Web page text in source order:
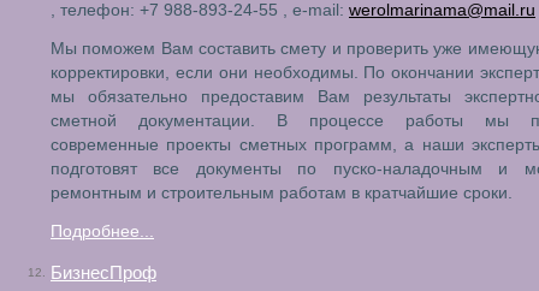
, телефон: +7 988-893-24-55 , e-mail: werolmarinama@mail.ru
Мы поможем Вам составить смету и проверить уже
корректировки, если они необходимы. По окончании
мы обязательно предоставим Вам результаты
сметной документации. В процессе работы мы
современные проекты сметных программ, а наши
подготовят все документы по пуско-наладочным и
ремонтным и строительным работам в кратчайшие сроки.
Подробнее...
12. БизнесПроф